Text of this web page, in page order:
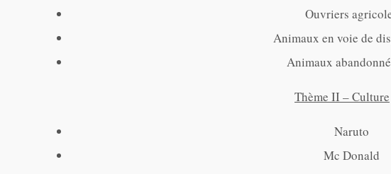
Ouvriers
Animaux en voie de
Animaux
Thème II – Culture
Naruto
Mc Donald